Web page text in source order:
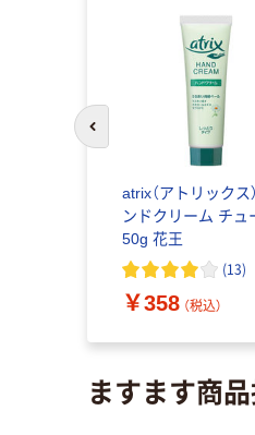
atrix（アトリックス
ンドクリーム チュ
50g 花王
(13)
￥358 （税込）
ますます商